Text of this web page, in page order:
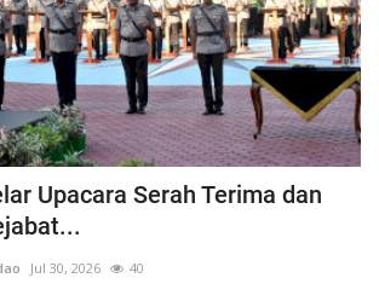
Upacara Serah Terima dan
Jul 30, 2026 40